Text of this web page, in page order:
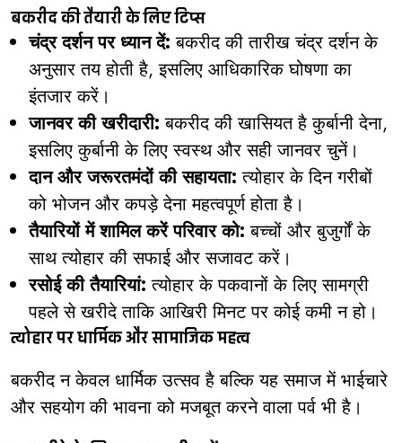
बकरीद की तैयारी के लिए टिप्स
चंद्र दर्शन पर ध्यान दें: बकरीद की तारीख चंद्र दर्शन के
अनुसार तय होती है, इसलिए आधिकारिक घोषणा का
इंतजार करें।
जानवर की खरीदारी: बकरीद की खासियत है कुर्बानी देना,
इसलिए कुर्बानी के लिए स्वस्थ और सही जानवर चुनें।
दान और जरूरतमंदों की सहायता: त्योहार के दिन गरीबों
को भोजन और कपड़े देना महत्वपूर्ण होता है।
तैयारियों में शामिल करें परिवार को: बच्चों और बुजुर्गों के
साथ त्योहार की सफाई और सजावट करें।
रसोई की तैयारियां: त्योहार के पकवानों के लिए सामग्री
पहले से खरीदे ताकि आखिरी मिनट पर कोई कमी न हो।
त्योहार पर धार्मिक और सामाजिक महत्व
बकरीद न केवल धार्मिक उत्सव है बल्कि यह समाज में भाईचारे
और सहयोग की भावना को मजबूत करने वाला पर्व भी है।